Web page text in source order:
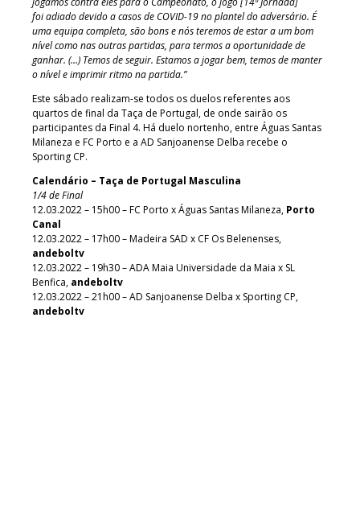
foi adiado devido a casos de COVID-19 no plantel do adversário. É
uma equipa completa, são bons e nós teremos de estar a um bom
nível como nas outras partidas, para termos a oportunidade de
ganhar. (…) Temos de seguir. Estamos a jogar bem, temos de manter
o nível e imprimir ritmo na partida.”
Este sábado realizam-se todos os duelos referentes aos
quartos de final da Taça de Portugal, de onde sairão os
participantes da Final 4. Há duelo nortenho, entre Águas Santas
Milaneza e FC Porto e a AD Sanjoanense Delba recebe o
Sporting CP.
Calendário – Taça de Portugal Masculina
1/4 de Final
12.03.2022 – 15h00 – FC Porto x Águas Santas Milaneza, Porto
Canal
12.03.2022 – 17h00 – Madeira SAD x CF Os Belenenses,
andeboltv
12.03.2022 – 19h30 – ADA Maia Universidade da Maia x SL
Benfica, andeboltv
12.03.2022 – 21h00 – AD Sanjoanense Delba x Sporting CP,
andeboltv